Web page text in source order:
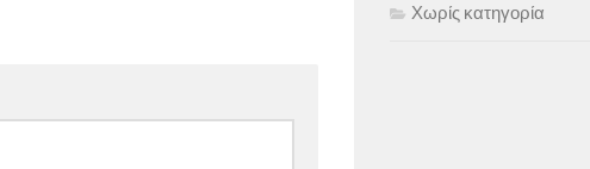
Χωρίς κατηγορία